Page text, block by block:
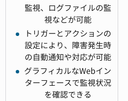
監視、ログファイルの監
視などが可能
トリガーとアクションの
設定により、障害発生時
の自動通知や対応が可能
グラフィカルなWebイン
ターフェースで監視状況
を確認できる